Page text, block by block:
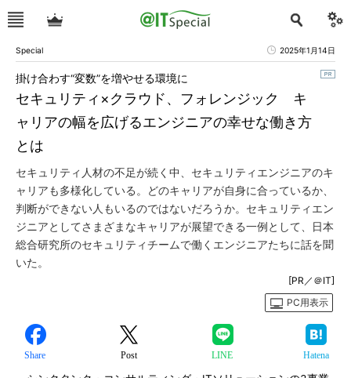
Special 2025年1月14日
セキュリティ×クラウド、フォレンジック キ
ャリアの幅を広げるエンジニアの幸せな働き方
とは
掛け合わす“変数”を増やせる環境に
セキュリティ人材の不足が続く中、セキュリティエンジニアのキ
ャリアも多様化している。どのキャリアが自身に合っているか、
判断ができない人もいるのではないだろうか。セキュリティエン
ジニアとしてさまざまなキャリアが展望できる一例として、日本
総合研究所のセキュリティチームで働くエンジニアたちに話を聞
いた。
[PR／＠IT]
PC用表示
Share Post LINE Hatena